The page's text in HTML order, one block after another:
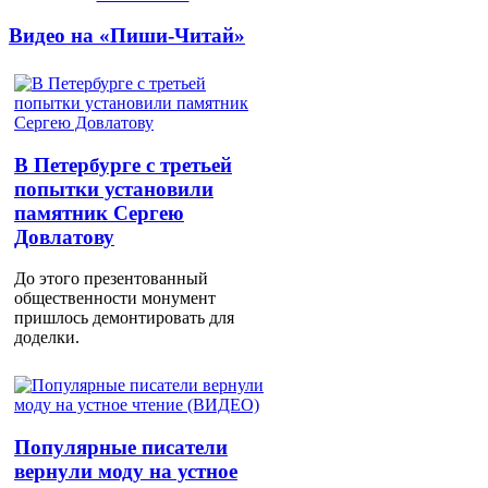
Видео на «Пиши-Читай»
В Петербурге с третьей
попытки установили
памятник Сергею
Довлатову
До этого презентованный
общественности монумент
пришлось демонтировать для
доделки.
Популярные писатели
вернули моду на устное